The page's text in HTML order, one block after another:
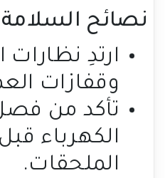
نصائح السلامة
ارتدِ نظارات
وقفازات
تأكد من
الكهرباء
الملحقات.